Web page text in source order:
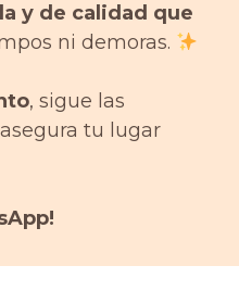
y de calidad que
ni demoras.
, sigue las
tu lugar